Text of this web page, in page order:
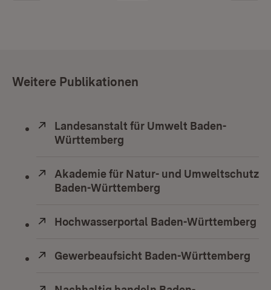
Weitere Publikationen
Extern:
Landesanstalt für Umwelt Baden-
Württemberg
Extern:
Akademie für Natur- und Umweltschutz
Baden-Württemberg
Extern:
Hochwasserportal Baden-Württemberg
Extern:
Gewerbeaufsicht Baden-Württemberg